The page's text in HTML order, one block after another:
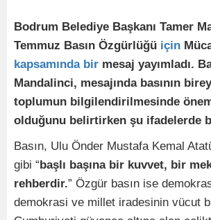
Bodrum Belediye Başkanı Tamer
Temmuz Basın Özgürlüğü için
kapsamında bir mesaj yayımladı.
Mandalinci, mesajında basının
toplumun bilgilendirilmesinde
olduğunu belirtirken şu ifadelerde
Basın, Ulu Önder Mustafa Kemal
gibi “başlı başına bir kuvvet, bir
rehberdir.” Özgür basın ise
demokrasi ve millet iradesinin vücut